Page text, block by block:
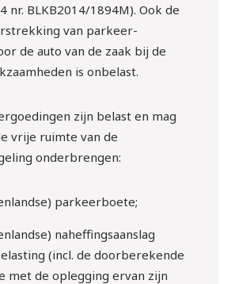
nr. BLKB2014/1894M). Ook de
van parkeer­
de auto van de zaak bij de
is onbelast.
zijn belast en mag
vrije ruimte van de
onderbrengen:
parkeerboete;
naheffingsaanslag
(incl. de doorberekende
met de oplegging ervan zijn